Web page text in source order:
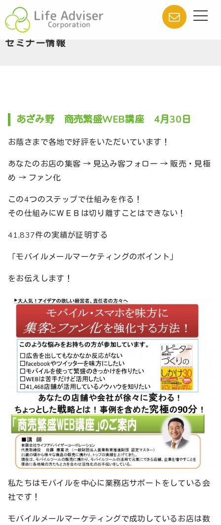
セミナー情報
あざみ野 商売繁盛WEB講座 4月30日
お蔭さまで各地で好評をいただいています！
あなたのお店の集客 → 見込み客フォロー → 販売・見極
め → ファン化
この4つのステップで仕組みを作る！
その仕組みにＷＥＢは切り離すことはできない！
41,837件の実績が証明する
「モバイルメールマーケティングのポイント」
をお伝えします！
私たちはモバイルを中心に業務店サポートをしている会
社です！
モバイルメールマーケティングで成功しているお店は数